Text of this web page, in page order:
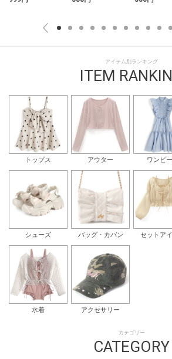
アイテム別ランキング
ITEM
トップス アウター ワンピ
シューズ バッグ・カバン セットア
水着 アクセサリー
カテゴリー
CATEGORY